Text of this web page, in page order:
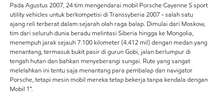
Pada Agustus 2007, 24 tim mengendarai mobil Porsche Cayenne S sport
utility vehicles untuk berkompetisi di Transsyberia 2007 - salah satu
ajang reli terberat dalam sejarah olah raga balap. Dimulai dari Moskow,
tim dari seluruh dunia beradu melintasi Siberia hingga ke Mongolia,
menempuh jarak sejauh 7.100 kilometer (4.412 mil) dengan medan yang
menantang, termasuk bukit pasir di gurun Gobi, jalan berlumpur di
tengah hutan dan bahkan menyeberangi sungai. Rute yang sangat
melelahkan ini tentu saja menantang para pembalap dan navigator
Porsche, tetapi mesin mobil mereka tetap bekerja tanpa kendala dengan
Mobil 1™.